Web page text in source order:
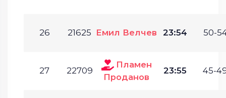
26 21625 Емил Велчев 23:54 50-
27 22709
Пламен
Проданов
23:55 45-